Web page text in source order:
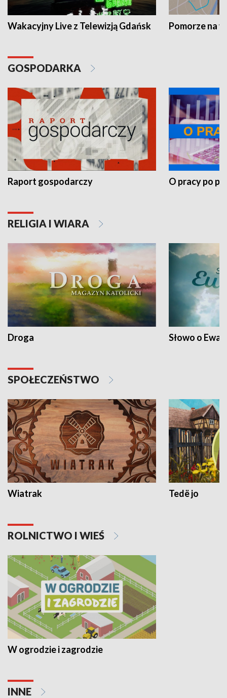
Wakacyjny Live z Telewizją Gdańsk Pomorze na
GOSPODARKA
Raport gospodarczy O pracy po
RELIGIA I WIARA
Droga Słowo o
SPOŁECZEŃSTWO
Wiatrak Tedë jo
ROLNICTWO I WIEŚ
W ogrodzie i zagrodzie
INNE